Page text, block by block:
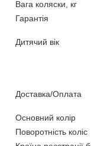
Вага коляски, кг
Гарантія
Дитячий вік
Доставка/Оплата
Основний колір
Поворотність коліс